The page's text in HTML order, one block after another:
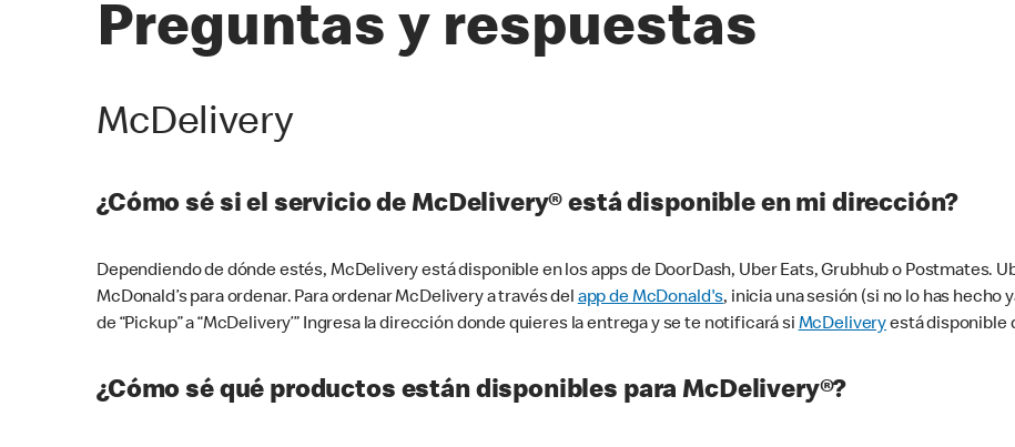
Preguntas y respuestas
McDelivery
¿Cómo sé si el servicio de McDelivery® está disponible en mi dirección?
Dependiendo de dónde estés, McDelivery está disponible en los apps de DoorDash, Uber Eats, Grubhub o Postmates.
McDonald’s para ordenar. Para ordenar McDelivery a través del app de McDonald's, inicia una sesión (si no lo has hecho
de “Pickup” a “McDelivery’” Ingresa la dirección donde quieres la entrega y se te notificará si McDeliveryestá disponible
¿Cómo sé qué productos están disponibles para McDelivery®?